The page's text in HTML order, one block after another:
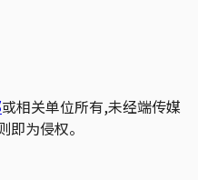
或相关单位所有,未经端传媒
为侵权。